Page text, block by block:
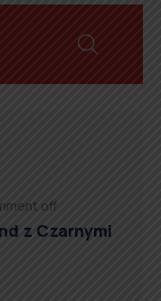
off
z Czarnymi